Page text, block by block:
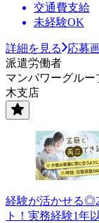
交通費支給
未経験OK
詳細を見る
応募
派遣労働者
マンパワーグル
木支店
経験が活かせる
ト！実務経験1年